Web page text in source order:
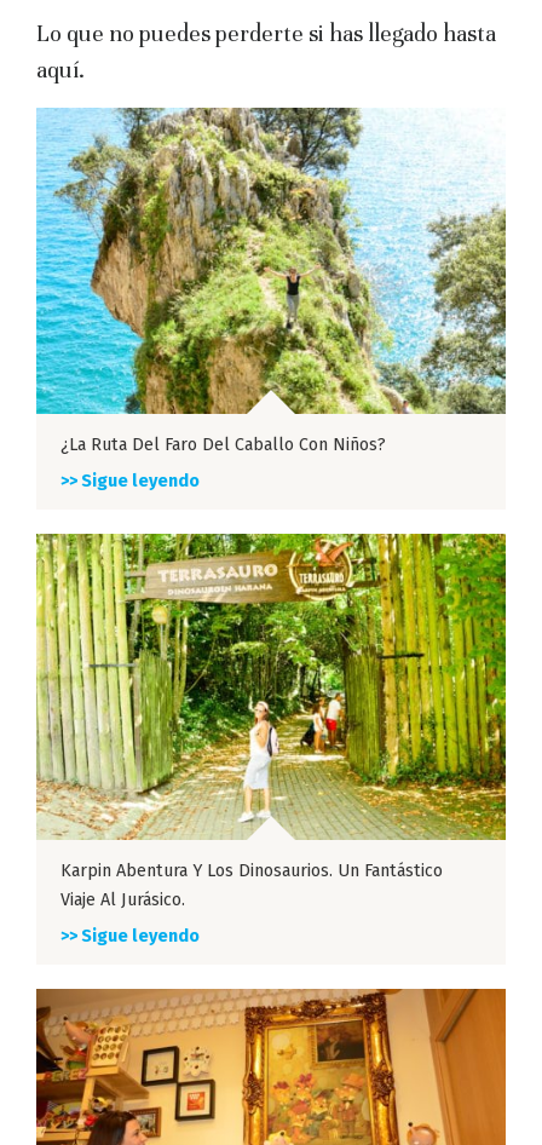
Lo que no puedes perderte si has llegado hasta
aquí.
¿La Ruta Del Faro Del Caballo Con Niños?
>> Sigue leyendo
Karpin Abentura Y Los Dinosaurios. Un Fantástico
Viaje Al Jurásico.
>> Sigue leyendo